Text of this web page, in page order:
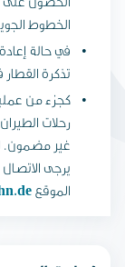
الخطوط
في حالة
تذكرة
كجزء من
رحلات الطيران
غير مضمون.
يرجى
الموقع